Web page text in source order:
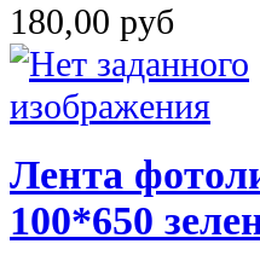
180,00 руб
Лента
100*650